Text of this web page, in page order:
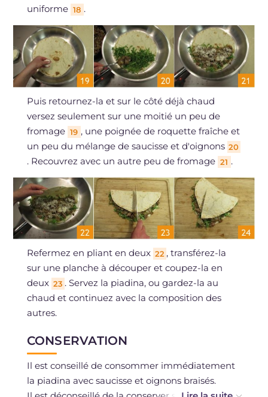
uniforme 18 .
Puis retournez-la et sur le côté déjà chaud
versez seulement sur une moitié un peu de
fromage 19 , une poignée de roquette fraîche et
un peu du mélange de saucisse et d'oignons 20
. Recouvrez avec un autre peu de fromage 21 .
Refermez en pliant en deux 22 , transférez-la
sur une planche à découper et coupez-la en
deux 23 . Servez la piadina, ou gardez-la au
chaud et continuez avec la composition des
autres.
CONSERVATION
Il est conseillé de consommer immédiatement
la piadina avec saucisse et oignons braisés.